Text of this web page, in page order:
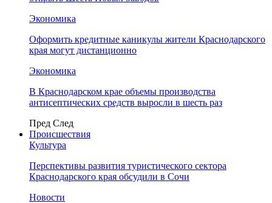
Экономика
Оформить кредитные каникулы жители Краснодарского
края могут дистанционно
Экономика
В Краснодарском крае объемы производства
антисептических средств выросли в шесть раз
Пред След
Происшествия
Культура
Перспективы развития туристического сектора
Краснодарского края обсудили в Сочи
Новости